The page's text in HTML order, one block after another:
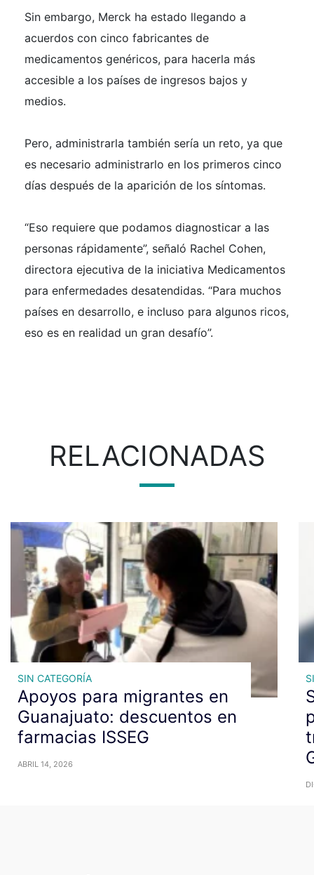
Sin embargo, Merck ha estado llegando a
acuerdos con cinco fabricantes de
medicamentos genéricos, para hacerla más
accesible a los países de ingresos bajos y
medios.
Pero, administrarla también sería un reto, ya que
es necesario administrarlo en los primeros cinco
días después de la aparición de los síntomas.
“Eso requiere que podamos diagnosticar a las
personas rápidamente”, señaló Rachel Cohen,
directora ejecutiva de la iniciativa Medicamentos
para enfermedades desatendidas. “Para muchos
países en desarrollo, e incluso para algunos ricos,
eso es en realidad un gran desafío”.
RELACIONADAS
SIN CATEGORÍA
Apoyos para migrantes en
Guanajuato: descuentos en
farmacias ISSEG
ABRIL 14, 2026